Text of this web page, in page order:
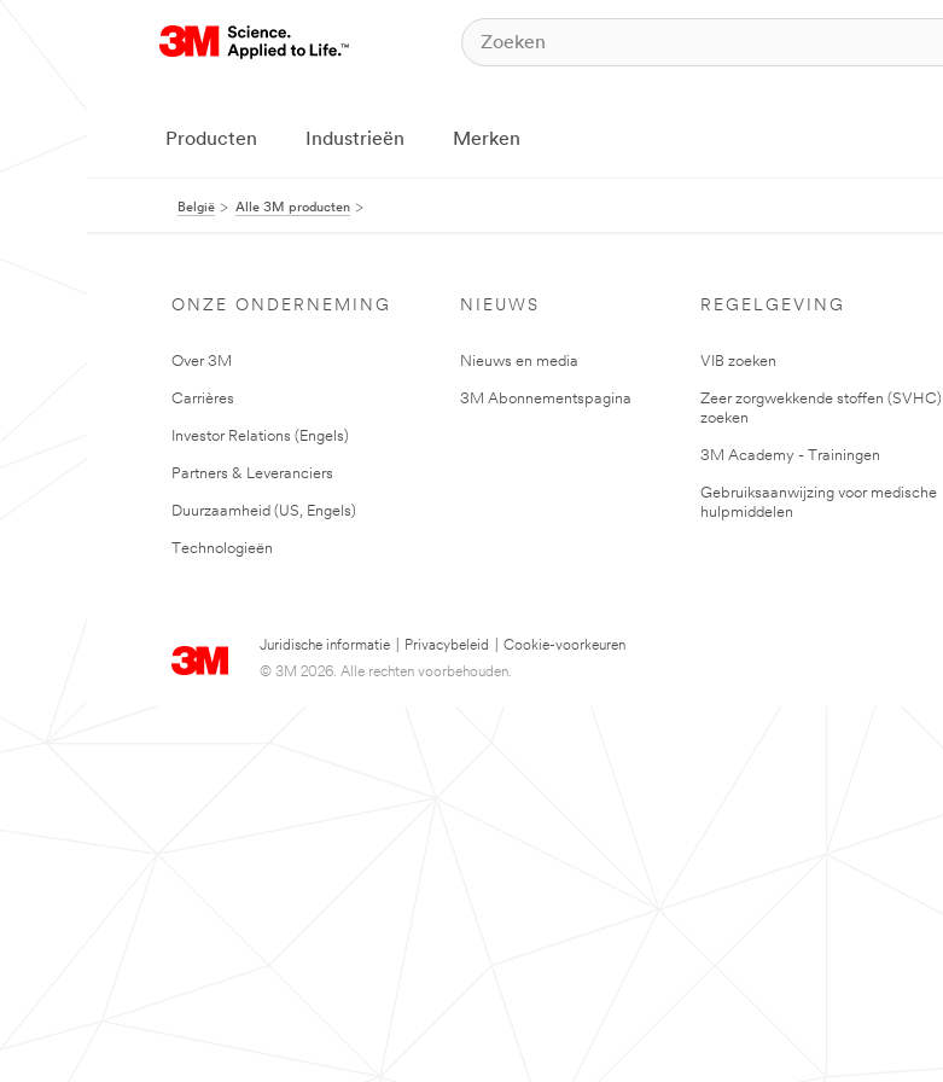
Producten Industrieën Merken
België Alle 3M producten
ONZE ONDERNEMING
Over 3M
Carrières
Investor Relations (Engels)
Partners & Leveranciers
Duurzaamheid (US, Engels)
Technologieën
NIEUWS
Nieuws en media
3M Abonnementspagina
REGELGEVING
VIB zoeken
Zeer zorgwekkende stoffen (SVHC)
zoeken
3M Academy - Trainingen
Gebruiksaanwijzing voor medische
hulpmiddelen
Juridische informatie Privacybeleid
Cookie-voorkeuren
© 3M 2026. Alle rechten voorbehouden.